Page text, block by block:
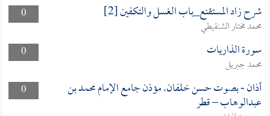
0
شرح زاد المستقنع_باب الغسل والتكفين [2]
محمد مختار الشنقيطي
0
سورة الذاريات
محمد جبريل
0
أذان - بصوت حسن خلفان. مؤذن جامع الإمام محمد بن
عبدالوهاب – قطر